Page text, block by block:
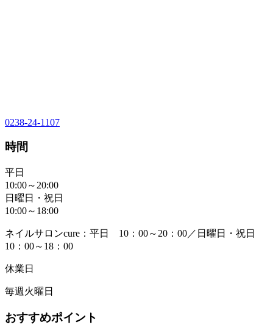
0238-24-1107
時間
平日
10:00～20:00
日曜日・祝日
10:00～18:00
ネイルサロンcure：平日 10：00～20：00／日曜日・祝日
10：00～18：00
休業日
毎週火曜日
おすすめポイント